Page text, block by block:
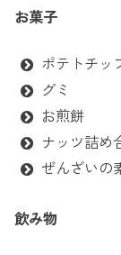
お菓子
ポテト
グミ
お煎
ナッツ詰
ぜんざ
飲み物